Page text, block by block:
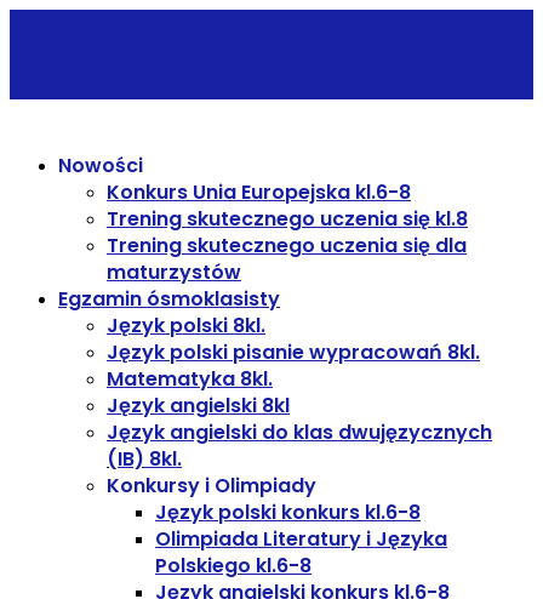
Nowości
Konkurs Unia Europejska kl.6-8
Trening skutecznego uczenia się kl.8
Trening skutecznego uczenia się dla
maturzystów
Egzamin ósmoklasisty
Język polski 8kl.
Język polski pisanie wypracowań 8kl.
Matematyka 8kl.
Język angielski 8kl
Język angielski do klas dwujęzycznych
(IB) 8kl.
Konkursy i Olimpiady
Język polski konkurs kl.6-8
Olimpiada Literatury i Języka
Polskiego kl.6-8
Język angielski konkurs kl.6-8